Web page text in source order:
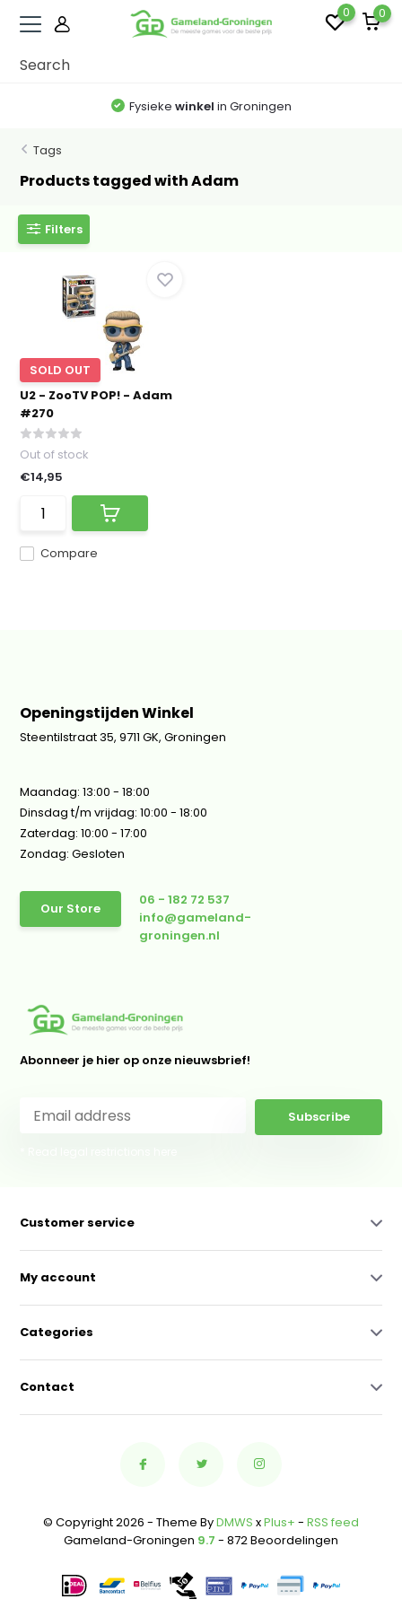
0 0
Fysieke winkel in Groningen
Tags
Products tagged with Adam
Filters
SOLD OUT
U2 - ZooTV POP! - Adam
#270
Compare
Out of stock
€14,95
Openingstijden Winkel
Steentilstraat 35, 9711 GK, Groningen
Maandag: 13:00 - 18:00
Dinsdag t/m vrijdag: 10:00 - 18:00
Zaterdag: 10:00 - 17:00
Zondag: Gesloten
Our Store
06 - 182 72 537
info@gameland-
groningen.nl
Abonneer je hier op onze nieuwsbrief!
Subscribe
Customer service
My account
Categories
Contact
© Copyright 2026 - Theme ByDMWS xPlus+ - RSS feed
Gameland-Groningen 9.7 - 872 Beoordelingen